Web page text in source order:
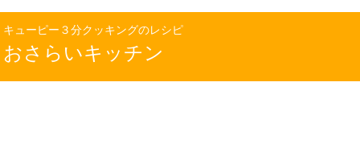
キューピー３分クッキングのレシピ
おさらいキッチン